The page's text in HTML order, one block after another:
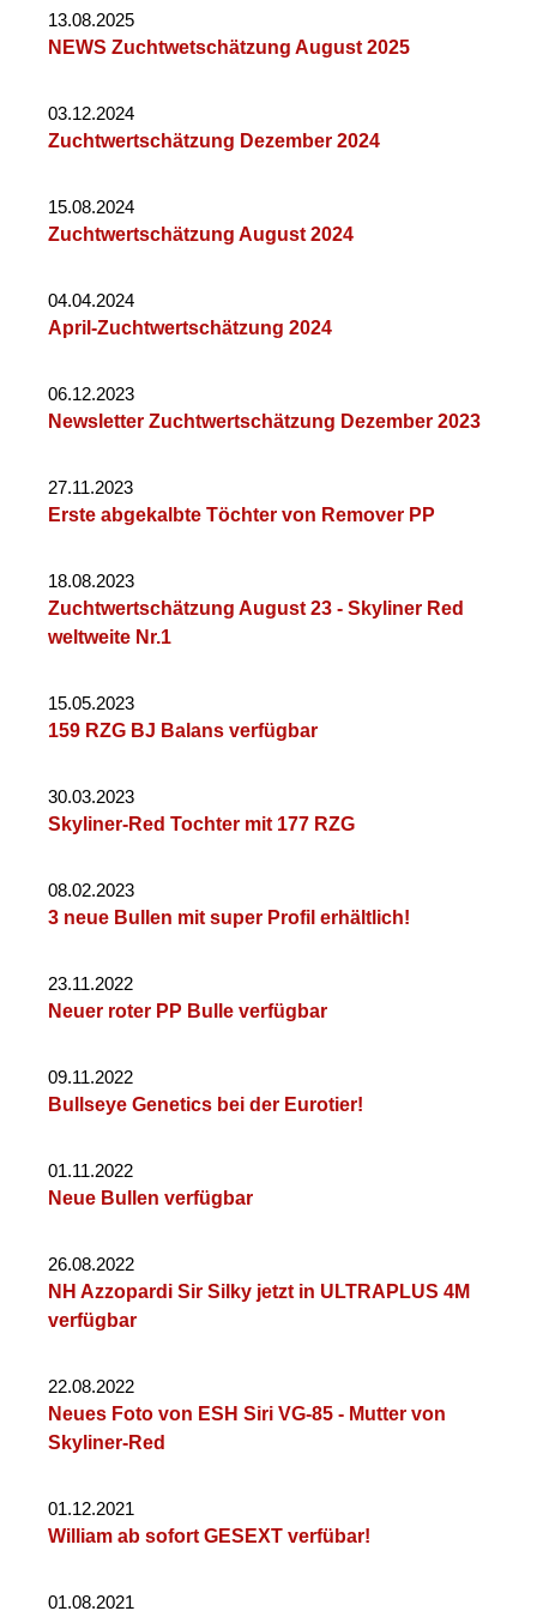
13.08.2025
NEWS Zuchtwetschätzung August 2025
03.12.2024
Zuchtwertschätzung Dezember 2024
15.08.2024
Zuchtwertschätzung August 2024
04.04.2024
April-Zuchtwertschätzung 2024
06.12.2023
Newsletter Zuchtwertschätzung Dezember 2023
27.11.2023
Erste abgekalbte Töchter von Remover PP
18.08.2023
Zuchtwertschätzung August 23 - Skyliner Red
weltweite Nr.1
15.05.2023
159 RZG BJ Balans verfügbar
30.03.2023
Skyliner-Red Tochter mit 177 RZG
08.02.2023
3 neue Bullen mit super Profil erhältlich!
23.11.2022
Neuer roter PP Bulle verfügbar
09.11.2022
Bullseye Genetics bei der Eurotier!
01.11.2022
Neue Bullen verfügbar
26.08.2022
NH Azzopardi Sir Silky jetzt in ULTRAPLUS 4M
verfügbar
22.08.2022
Neues Foto von ESH Siri VG-85 - Mutter von
Skyliner-Red
01.12.2021
William ab sofort GESEXT verfübar!
01.08.2021